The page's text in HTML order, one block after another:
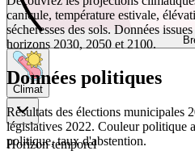
Climat
Horizon temporel
canicule, température estivale,
sécheresses des sols. Données
horizons 2030, 2050 et 2100.
Données politiques
Résultats des élections municipales
législatives 2022. Couleur politique
politique, taux d'abstention.